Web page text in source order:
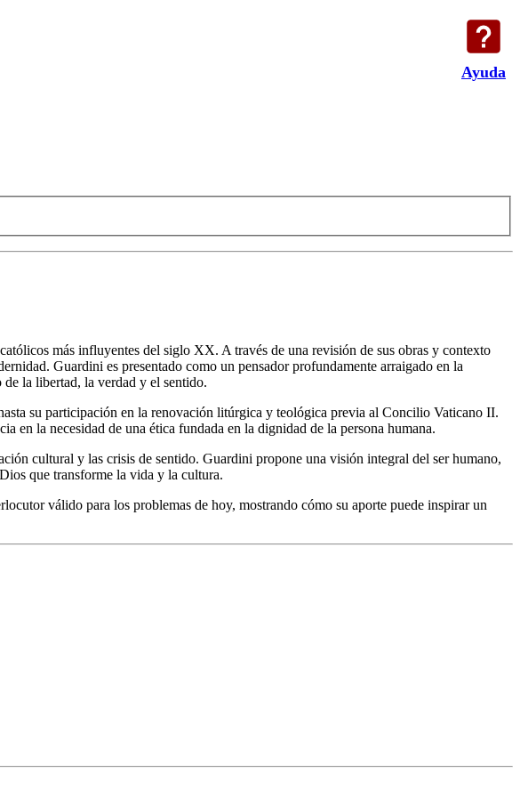
Ayuda
más influyentes del siglo XX. A través de una revisión de sus obras y contexto
Guardini es presentado como un pensador profundamente arraigado en la
la libertad, la verdad y el sentido.
su participación en la renovación litúrgica y teológica previa al Concilio Vaticano II.
en la necesidad de una ética fundada en la dignidad de la persona humana.
cultural y las crisis de sentido. Guardini propone una visión integral del ser humano,
que transforme la vida y la cultura.
válido para los problemas de hoy, mostrando cómo su aporte puede inspirar un